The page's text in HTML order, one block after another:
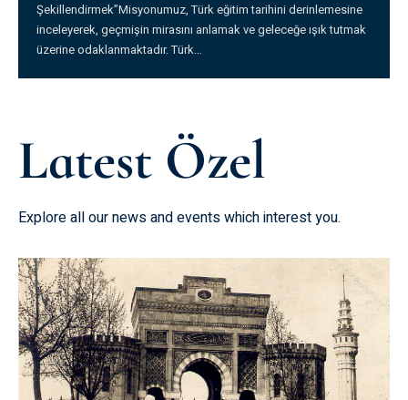
Şekillendirmek”Misyonumuz, Türk eğitim tarihini derinlemesine
inceleyerek, geçmişin mirasını anlamak ve geleceğe ışık tutmak
üzerine odaklanmaktadır. Türk…
Latest Özel
Explore all our news and events which interest you.